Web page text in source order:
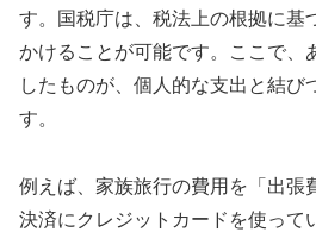
す。国税庁は、税法上の根拠に基
かけることが可能です。ここで、
したものが、個人的な支出と結び
す。
例えば、家族旅行の費用を「出張
決済にクレジットカードを使って